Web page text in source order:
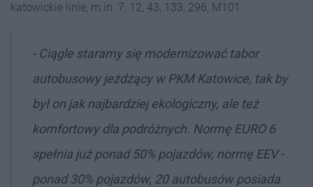
katowickie linie, m.in. 7, 12, 43, 133, 296, M101.
- Ciągle staramy się modernizować tabor
autobusowy jeżdżący w PKM Katowice, tak by
był on jak najbardziej ekologiczny, ale też
komfortowy dla podróżnych. Normę EURO 6
spełnia już ponad 50% pojazdów, normę EEV -
ponad 30% pojazdów, 20 autobusów posiada